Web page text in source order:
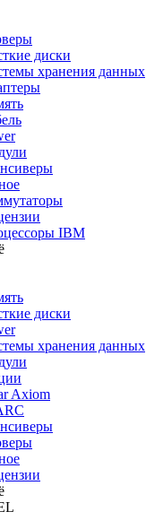
диски
хранения данных
IBM
диски
хранения данных
Axiom